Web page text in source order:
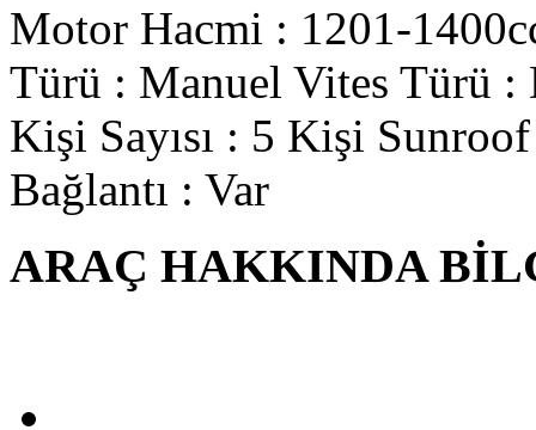
Motor Hacmi : 1201-
Türü : Manuel Vites Türü :
Kişi Sayısı : 5 Kişi Sunroof
Bağlantı : Var
ARAÇ HAKKINDA